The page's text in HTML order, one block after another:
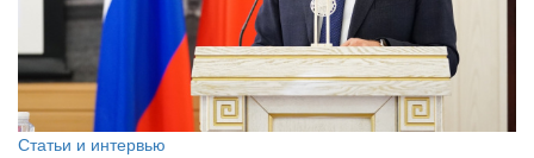
Статьи и интервью